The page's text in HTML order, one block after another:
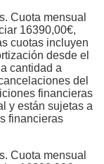
Cuota mensual
16390,00€,
cuotas incluyen
desde el
cantidad a
del
financieras
y están sujetas a
financieras
Cuota mensual